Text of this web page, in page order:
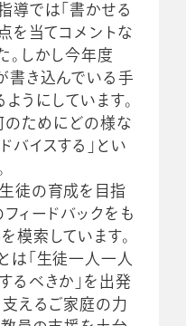
導では「書かせる
を当てコメントな
。しかし今年度
書き込んでいる手
うにしています。
何のためにどの様な
バイスする」とい
徒の育成を目指
ィードバックをも
模索しています。
は「生徒一人一人
るべきか」を出発
支えるご家庭の力